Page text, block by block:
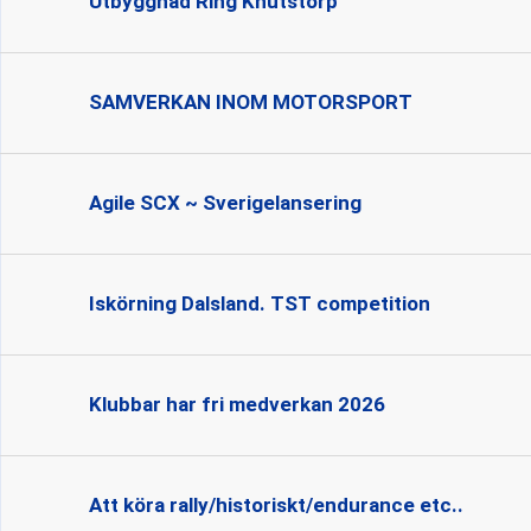
SAMVERKAN INOM MOTORSPORT
Agile SCX ~ Sverigelansering
Iskörning Dalsland. TST competition
Klubbar har fri medverkan 2026
Att köra rally/historiskt/endurance etc..